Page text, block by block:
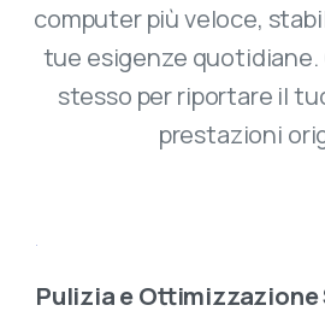
computer più veloce,
tue esigenze
stesso per riportare il
prestazioni
Pulizia e